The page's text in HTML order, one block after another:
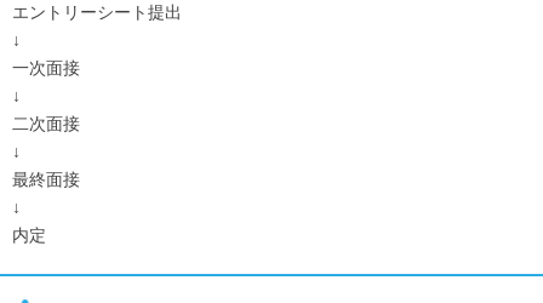
エントリーシート提出
↓
一次面接
↓
二次面接
↓
最終面接
↓
内定